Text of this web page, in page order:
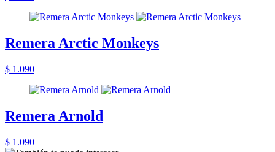
Remera Arctic Monkeys
$ 1.090
Remera Arnold
$ 1.090